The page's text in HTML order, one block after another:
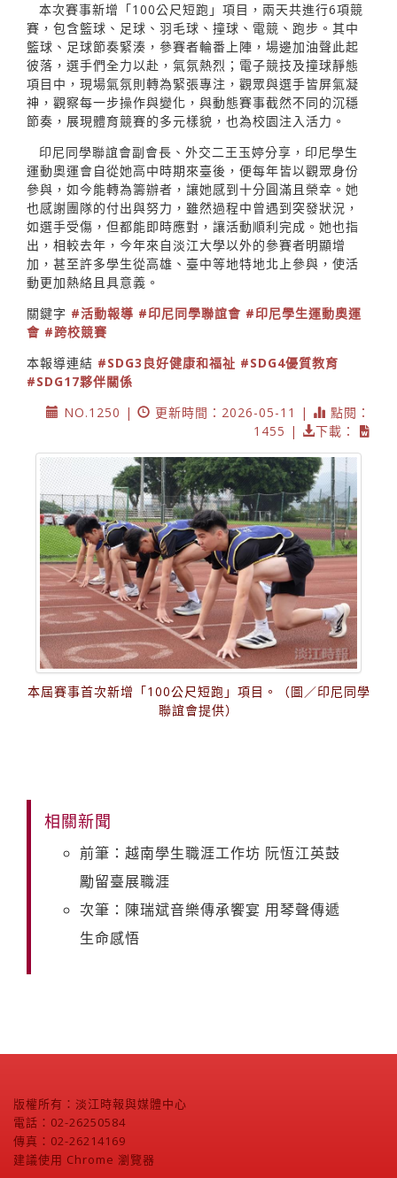
本次賽事新增「100公尺短跑」項目，兩天共進行6項競
賽，包含籃球、足球、羽毛球、撞球、電競、跑步。其中
籃球、足球節奏緊湊，參賽者輪番上陣，場邊加油聲此起
彼落，選手們全力以赴，氣氛熱烈；電子競技及撞球靜態
項目中，現場氣氛則轉為緊張專注，觀眾與選手皆屏氣凝
神，觀察每一步操作與變化，與動態賽事截然不同的沉穩
節奏，展現體育競賽的多元樣貌，也為校園注入活力。
印尼同學聯誼會副會長、外交二王玉婷分享，印尼學生
運動奧運會自從她高中時期來臺後，便每年皆以觀眾身份
參與，如今能轉為籌辦者，讓她感到十分圓滿且榮幸。她
也感謝團隊的付出與努力，雖然過程中曾遇到突發狀況，
如選手受傷，但都能即時應對，讓活動順利完成。她也指
出，相較去年，今年來自淡江大學以外的參賽者明顯增
加，甚至許多學生從高雄、臺中等地特地北上參與，使活
動更加熱絡且具意義。
關鍵字 #活動報導 #印尼同學聯誼會 #印尼學生運動奧運
會 #跨校競賽
本報導連結 #SDG3良好健康和福祉 #SDG4優質教育
#SDG17夥伴關係
NO.1250 |
更新時間：2026-05-11 |
點閱：
1455 |
下載：
本屆賽事首次新增「100公尺短跑」項目。（圖／印尼同學
聯誼會提供）
相關新聞
前筆：越南學生職涯工作坊 阮恆江英鼓
勵留臺展職涯
次筆：陳瑞斌音樂傳承饗宴 用琴聲傳遞
生命感悟
版權所有：淡江時報與媒體中心
電話：02-26250584
傳真：02-26214169
建議使用 Chrome 瀏覽器